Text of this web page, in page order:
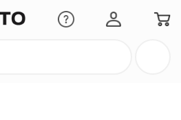
Minha Conta